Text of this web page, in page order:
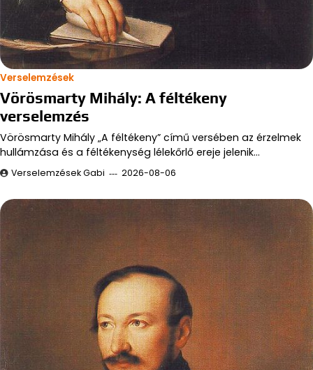
Verselemzések
Vörösmarty Mihály: A féltékeny
verselemzés
Vörösmarty Mihály „A féltékeny” című versében az érzelmek
hullámzása és a féltékenység lélekőrlő ereje jelenik…
Verselemzések Gabi 2026-08-06